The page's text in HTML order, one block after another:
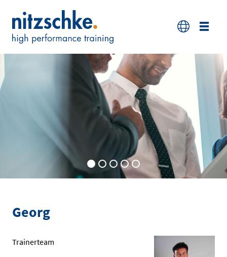
Wir sind SoftSkill-
Experten
Wir verankern Kompetenzen
in Unternehmen – in
Menschen
Georg
Trainerteam